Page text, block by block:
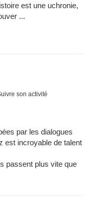
est une uchronie,
...
son activité
par les dialogues
est incroyable de talent
passent plus vite que